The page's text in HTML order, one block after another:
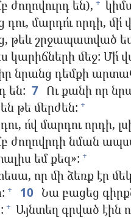
են), +
դու, մարդո՛ւ որդի,
թեև շրջապատված
կարիճների մեջ:
նրանց դեմքի
են: 7 Ու քանի որ
թե մերժեն: +
ո՛վ մարդու որդի,
նման
եմ քեզ»: +
որ մի ձեռք էր
+ 10 Նա բացեց
+ Այնտեղ գրված էին